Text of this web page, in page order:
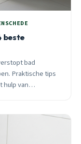
beste
bad
Praktische tips
hulp van